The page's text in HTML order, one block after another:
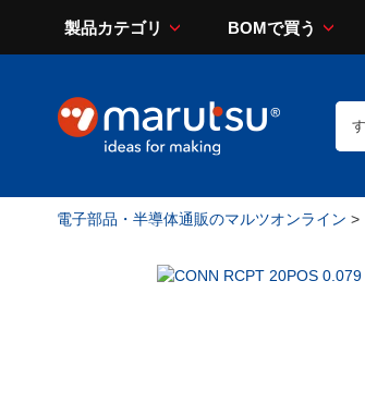
製品カテゴリ BOMで買う
電子部品・半導体通販のマルツオンライン >